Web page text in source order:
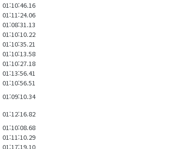
01:10:46.16
01:11:24.06
01:08:31.13
01:10:10.22
01:10:35.21
01:10:13.58
01:10:27.18
01:13:56.41
01:10:56.51
01:09:10.34
01:12:16.82
01:10:08.68
01:11:10.29
01:17:19.10